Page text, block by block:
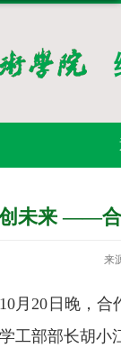
未来 ——合
来
月20日晚，
工部部长胡